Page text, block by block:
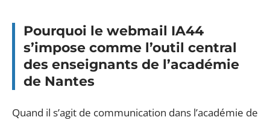
Pourquoi le webmail IA44
s’impose comme l’outil central
des enseignants de l’académie
de Nantes
Quand il s’agit de communication dans l’académie de